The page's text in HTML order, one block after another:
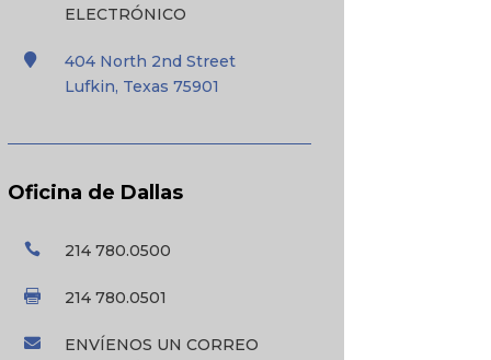
ELECTRÓNICO

404 North 2nd Street
Lufkin, Texas 75901
Oficina de Dallas
 214 780.0500
 214 780.0501

ENVÍENOS UN CORREO